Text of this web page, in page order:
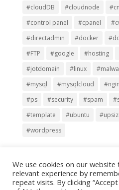
#cloudDB
#cloudnode
#control panel
#cpanel
#directadmin
#docker
#FTP
#google #hosting
#jotdomain
#linux
#mysql
#mysqlcloud
#ps
#security #spam
#template
#ubuntu
#wordpress
We use cookies on our
relevant experience by
repeat visits. By clicking